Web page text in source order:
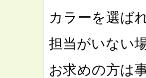
カラーを選ば
担当がいない
お求めの方は